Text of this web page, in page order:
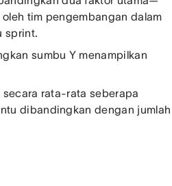
tim pengembangan dalam
sprint.
sumbu Y menampilkan
rata-rata seberapa
dibandingkan dengan jumlah